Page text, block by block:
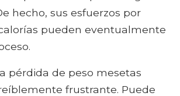
hecho, sus esfuerzos por
pueden eventualmente
pérdida de peso mesetas
frustrante. Puede